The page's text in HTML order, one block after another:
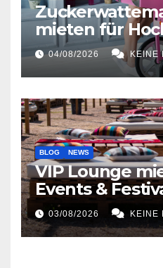
mieten für
04/08/2026 KEINE
BLOG NEWS
VIP Lounge
Events &
03/08/2026 KEINE